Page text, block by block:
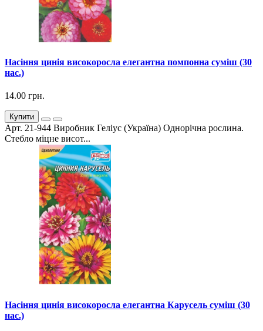
Насіння цинія високоросла елегантна помпонна суміш (30
нас.)
14.00 грн.
Купити
Арт. 21-944 Виробник Геліус (Україна) Однорічна рослина.
Стебло міцне висот...
Насіння цинія високоросла елегантна Карусель суміш (30
нас.)